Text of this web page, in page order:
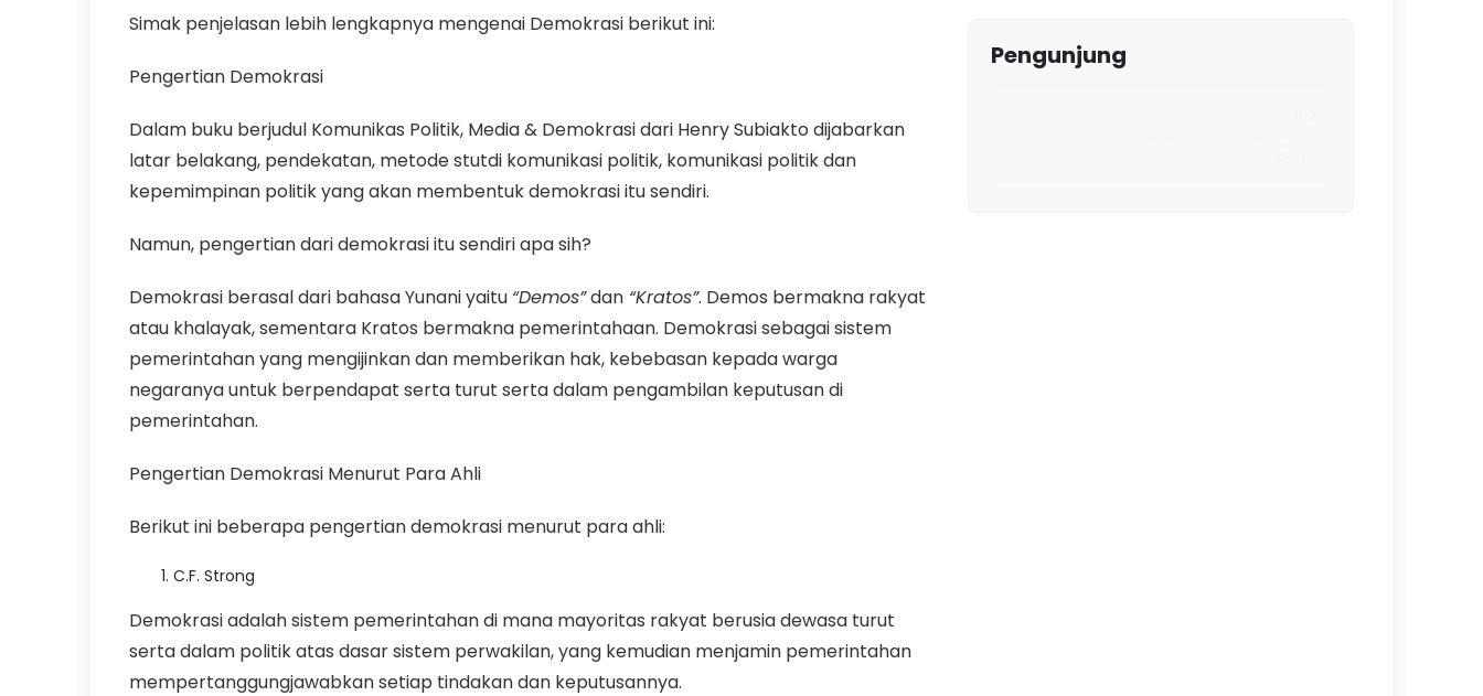
Simak penjelasan lebih lengkapnya mengenai Demokrasi berikut ini:
Pengertian Demokrasi
Dalam buku berjudul Komunikas Politik, Media & Demokrasi dari Henry Subiakto dijabarkan
latar belakang, pendekatan, metode stutdi komunikasi politik, komunikasi politik dan
kepemimpinan politik yang akan membentuk demokrasi itu sendiri.
Namun, pengertian dari demokrasi itu sendiri apa sih?
Demokrasi berasal dari bahasa Yunani yaitu “Demos”dan “Kratos”. Demos bermakna rakyat
atau khalayak, sementara Kratos bermakna pemerintahaan. Demokrasi sebagai sistem
pemerintahan yang mengijinkan dan memberikan hak, kebebasan kepada warga
negaranya untuk berpendapat serta turut serta dalam pengambilan keputusan di
pemerintahan.
Pengertian Demokrasi Menurut Para Ahli
Berikut ini beberapa pengertian demokrasi menurut para ahli:
C.F. Strong
Demokrasi adalah sistem pemerintahan di mana mayoritas rakyat berusia dewasa turut
serta dalam politik atas dasar sistem perwakilan, yang kemudian menjamin pemerintahan
mempertanggungjawabkan setiap tindakan dan keputusannya.
Pengunjung